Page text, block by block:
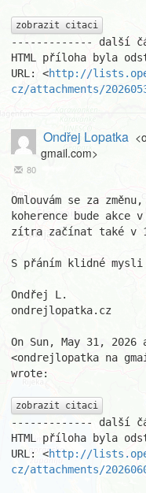
zobrazit citaci
------------- další
HTML příloha byla
URL: <http://
cz/attachments/
Ondřej Lopatka
gmail.com>
80
Omlouvám se za
koherence bude akce
zítra začínat také v
S přáním klidné
Ondřej L.
ondrejlopatka.cz
On Sun, May 31, 2026
<ondrejlopatka na
wrote:
zobrazit citaci
------------- další
HTML příloha byla
URL: <http://
cz/attachments/